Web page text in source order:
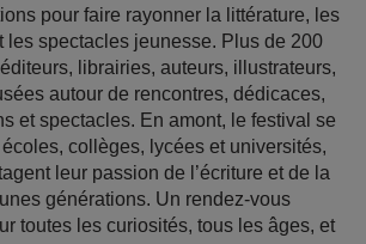
pour faire rayonner la littérature, les
les spectacles jeunesse. Plus de 200
librairies, auteurs, illustrateurs,
autour de rencontres, dédicaces,
et spectacles. En amont, le festival se
collèges, lycées et universités,
leur passion de l’écriture et de la
générations. Un rendez-vous
toutes les curiosités, tous les âges, et